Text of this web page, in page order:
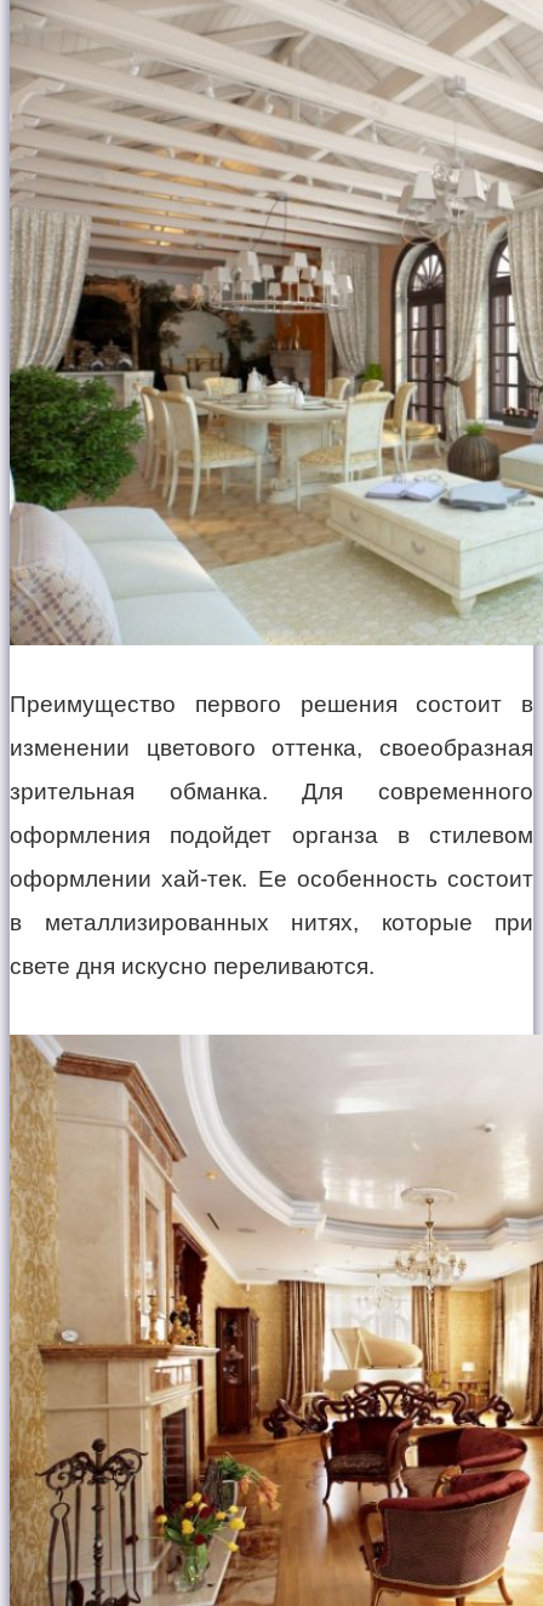
Преимущество первого решения состоит в
изменении цветового оттенка, своеобразная
зрительная обманка. Для современного
оформления подойдет органза в стилевом
оформлении хай-тек. Ее особенность состоит
в металлизированных нитях, которые при
свете дня искусно переливаются.